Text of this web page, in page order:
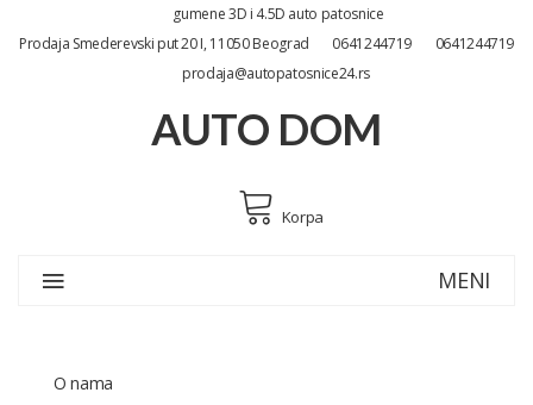
gumene 3D i 4.5D auto patosnice
Prodaja Smederevski put 20 I, 11050 Beograd
0641244719
0641244719
prodaja@autopatosnice24.rs
AUTO DOM
Korpa
MENI
O nama